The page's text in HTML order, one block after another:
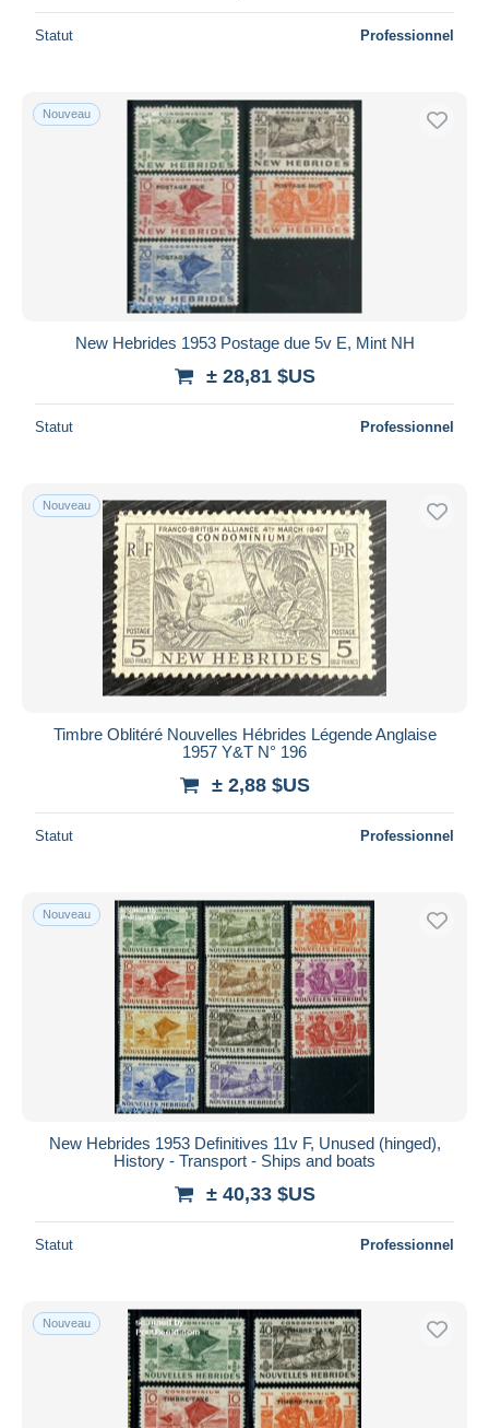
Statut Professionnel
Nouveau
New Hebrides 1953 Postage due 5v E, Mint NH
± 28,81 $US
Statut Professionnel
Nouveau
Timbre Oblitéré Nouvelles Hébrides Légende Anglaise
1957 Y&T N° 196
± 2,88 $US
Statut Professionnel
Nouveau
New Hebrides 1953 Definitives 11v F, Unused (hinged),
History - Transport - Ships and boats
± 40,33 $US
Statut Professionnel
Nouveau